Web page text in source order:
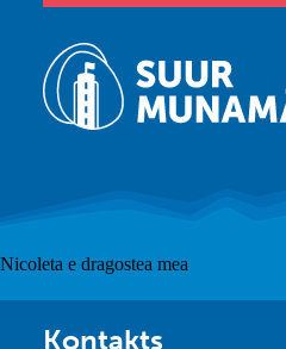
Nicoleta e dragostea mea
Kontakts